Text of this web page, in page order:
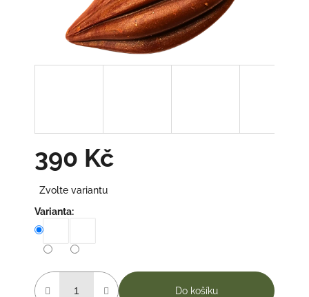
390 Kč
cena:
Zvolte variantu
Varianta:
Do košíku